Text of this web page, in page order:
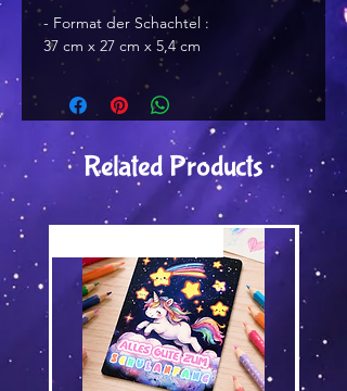
- Format der Schachtel :
37 cm x 27 cm x 5,4 cm
Related Products